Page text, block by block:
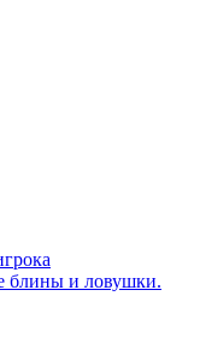
блины и ловушки.